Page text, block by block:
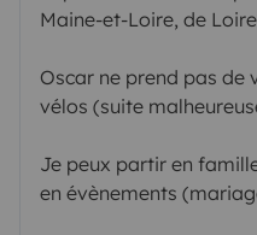
Maine-et-Loire, de
Oscar ne prend pas de
vélos (suite
Je peux partir en
en évènements